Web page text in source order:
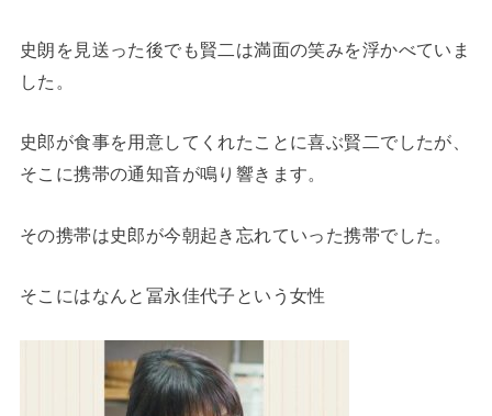
史朗を見送った後でも賢二は満面の笑みを浮かべていま
した。
史郎が食事を用意してくれたことに喜ぶ賢二でしたが、
そこに携帯の通知音が鳴り響きます。
その携帯は史郎が今朝起き忘れていった携帯でした。
そこにはなんと冨永佳代子という女性